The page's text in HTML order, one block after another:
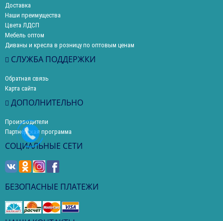
Доставка
Наши преимущества
Цвета ЛДСП
Мебель оптом
Диваны и кресла в розницу по оптовым ценам
СЛУЖБА ПОДДЕРЖКИ
Обратная связь
Карта сайта
ДОПОЛНИТЕЛЬНО
Производители
Партнерская программа
СОЦИАЛЬНЫЕ СЕТИ
БЕЗОПАСНЫЕ ПЛАТЕЖИ